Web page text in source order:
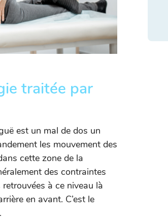
traitée par
est un mal de dos un
les mouvement des
cette zone de la
des contraintes
à ce niveau là
en avant. C’est le